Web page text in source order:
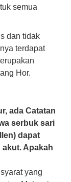
semua
dan tidak
terdapat
Hor.
ada Catatan
serbuk sari
dapat
Apakah
yang